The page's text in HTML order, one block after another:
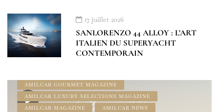
17 juillet 2026
SANLORENZO 44 ALLOY : L’ART
ITALIEN DU SUPERYACHT
CONTEMPORAIN
AMILCAR GOURMET MAGAZINE
AMILCAR LUXURY SELECTIONS MAGAZINE
AMILCAR MAGAZINE
AMILCAR NEWS